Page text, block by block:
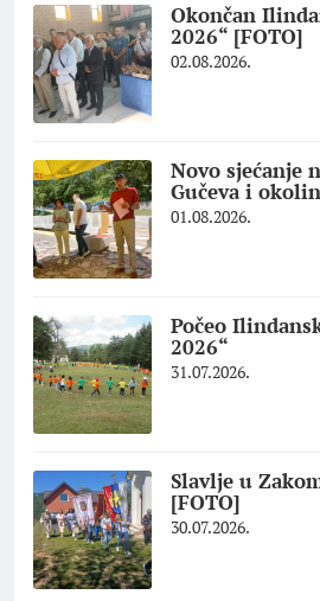
Okončan
2026“ [FOTO]
02.08.2026.
Novo sjećanje
Gučeva i
01.08.2026.
Počeo
2026“
31.07.2026.
Slavlje u
[FOTO]
30.07.2026.